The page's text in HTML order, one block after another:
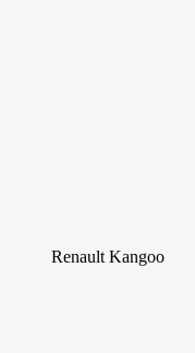
Renault Kangoo